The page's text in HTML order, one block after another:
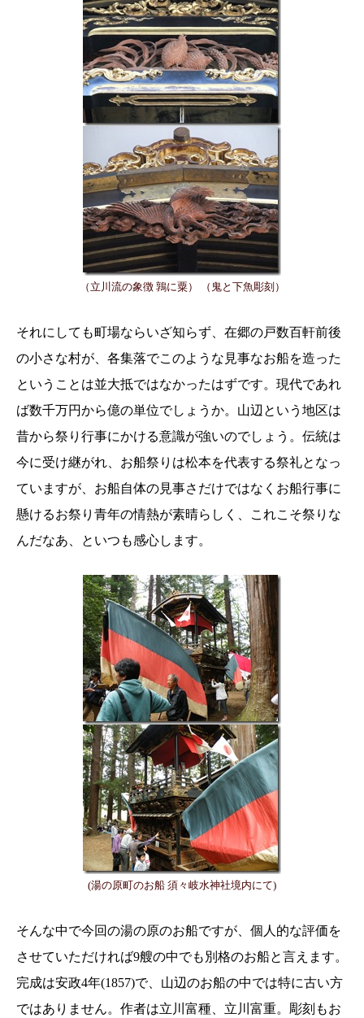
（立川流の象徴 鶉に粟） （鬼と下魚彫刻）
それにしても町場ならいざ知らず、在郷の戸数百軒前後
の小さな村が、各集落でこのような見事なお船を造った
ということは並大抵ではなかったはずです。現代であれ
ば数千万円から億の単位でしょうか。山辺という地区は
昔から祭り行事にかける意識が強いのでしょう。伝統は
今に受け継がれ、お船祭りは松本を代表する祭礼となっ
ていますが、お船自体の見事さだけではなくお船行事に
懸けるお祭り青年の情熱が素晴らしく、これこそ祭りな
んだなあ、といつも感心します。
(湯の原町のお船 須々岐水神社境内にて)
そんな中で今回の湯の原のお船ですが、個人的な評価を
させていただければ9艘の中でも別格のお船と言えます。
完成は安政4年(1857)で、山辺のお船の中では特に古い方
ではありません。作者は立川富種、立川富重。彫刻もお